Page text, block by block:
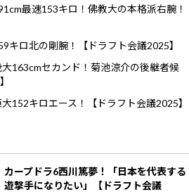
最速153キロ！佛教大の本格派右腕！
キロ北の剛腕！【ドラフト会議2025】
163cmセカンド！菊池涼介の後継者候
152キロエース！【ドラフト会議2025】
カープドラ6西川篤夢！「日本を代表する
遊撃手になりたい」【ドラフト会議